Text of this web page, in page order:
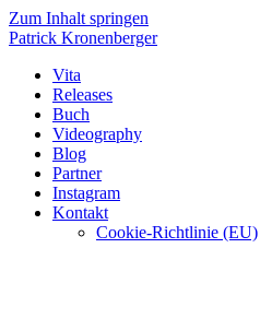
Zum Inhalt springen
Patrick Kronenberger
Vita
Releases
Buch
Videography
Blog
Partner
Instagram
Kontakt
Cookie-Richtlinie (EU)